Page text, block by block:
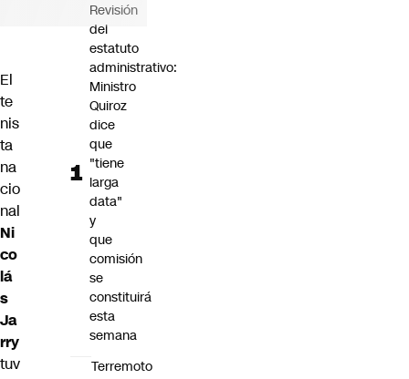
El
te
nis
ta
na
cio
nal
Ni
co
lá
s
Ja
rry
tuv
Revisión
del
estatuto
administrativo:
Ministro
Quiroz
dice
que
"tiene
larga
data"
y
que
comisión
se
constituirá
esta
semana
Terremoto